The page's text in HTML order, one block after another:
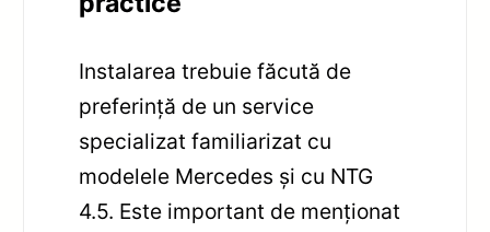
Instalarea trebuie făcută de
preferință de un service
specializat familiarizat cu
modelele Mercedes și cu NTG
4.5. Este important de menționat